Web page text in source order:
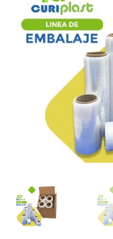
Industria
Hogar